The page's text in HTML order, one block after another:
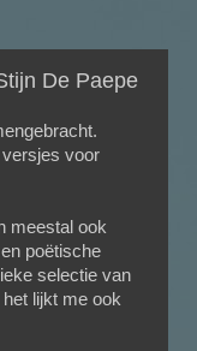
De Paepe
voor
meestal ook
poëtische
selectie van
lijkt me ook